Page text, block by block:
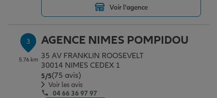
Garantie des accidents de la vie
Assurance scolaire
Protection juridique
Voir l'agence
3
5.76 km
AGENCE NIMES POMPIDOU
35 AV FRANKLIN ROOSEVELT
30014 NIMES CEDEX 1
5/5Note de 5 sur 5
(75 avis)
Voir les avis
04 66 36 97 97